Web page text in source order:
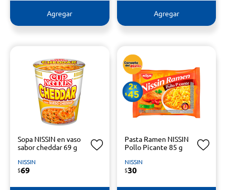
Agregar Agregar
Sopa NISSIN en vaso
sabor cheddar 69 g
NISSIN
$69
Pasta Ramen NISSIN
Pollo Picante 85 g
NISSIN
$30